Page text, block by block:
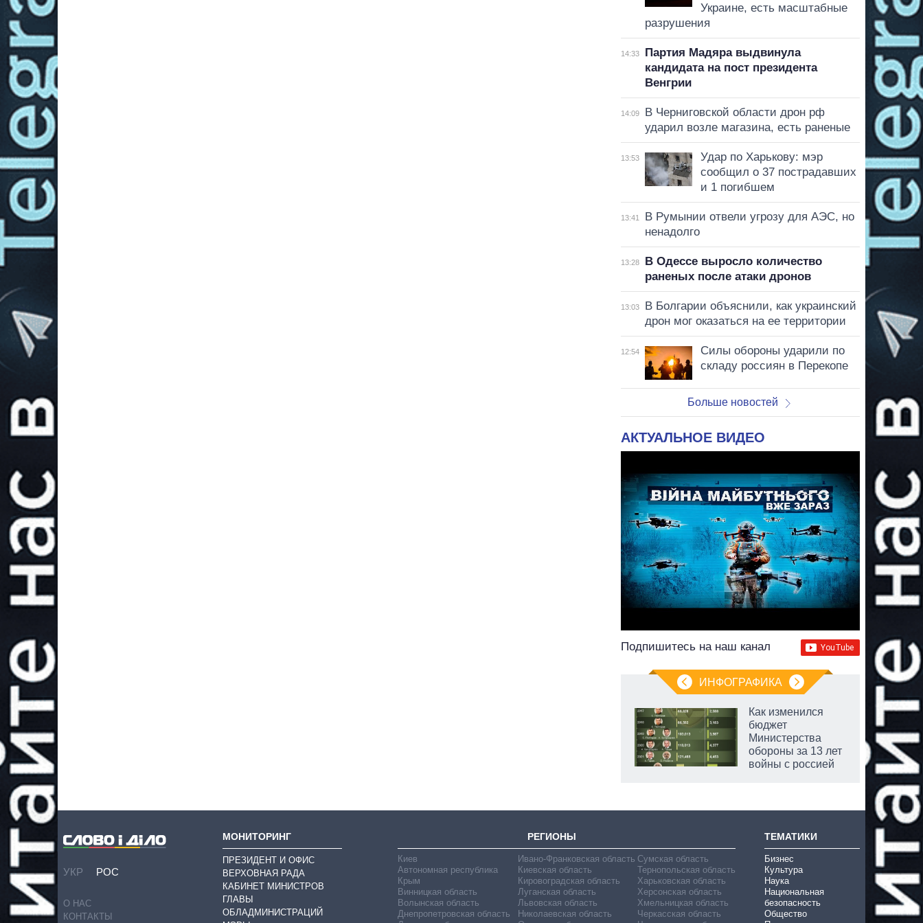
Украине, есть масштабные
разрушения
14:33
Партия Мадяра выдвинула
кандидата на пост президента
Венгрии
14:09
В Черниговской области дрон рф
ударил возле магазина, есть раненые
13:53
Удар по Харькову: мэр
сообщил о 37 пострадавших
и 1 погибшем
13:41
В Румынии отвели угрозу для АЭС, но
ненадолго
13:28
В Одессе выросло количество
раненых после атаки дронов
13:03
В Болгарии объяснили, как украинский
дрон мог оказаться на ее территории
12:54
Силы обороны ударили по
складу россиян в Перекопе
Больше новостей
АКТУАЛЬНОЕ ВИДЕО
Подпишитесь на наш канал
ИНФОГРАФИКА
Как изменился
бюджет
Министерства
обороны за 13 лет
войны с россией
УКР РОС
О НАС
КОНТАКТЫ
МОНИТОРИНГ
ПРЕЗИДЕНТ И ОФИС
ВЕРХОВНАЯ РАДА
КАБИНЕТ МИНИСТРОВ
ГЛАВЫ
ОБЛАДМИНИСТРАЦИЙ
РЕГИОНЫ
Киев
Автономная республика
Крым
Винницкая область
Волынская область
Днепропетровская область
Ивано-Франковская область
Киевская область
Кировоградская область
Луганская область
Львовская область
Николаевская область
Сумская область
Тернопольская область
Харьковская область
Херсонская область
Хмельницкая область
Черкасская область
ТЕМАТИКИ
Бизнес
Культура
Наука
Национальная
безопасность
Общество